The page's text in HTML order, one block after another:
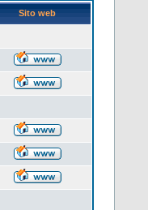
Sito web